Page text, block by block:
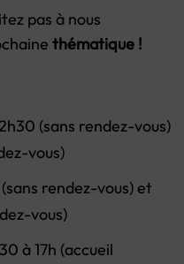
pas à nous
thématique !
(sans rendez-vous)
vous)
rendez-vous) et
vous)
à 17h (accueil